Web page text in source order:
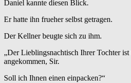
Daniel kannte diesen Blick.
Er hatte ihn frueher selbst getragen.
Der Kellner beugte sich zu ihm.
„Der Lieblingsnachtisch Ihrer Tochter ist
angekommen, Sir.
Soll ich Ihnen einen einpacken?“